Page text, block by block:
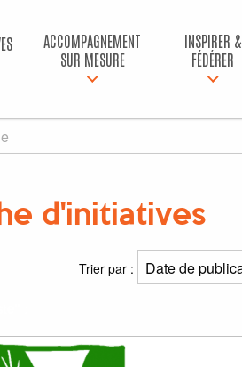
ACCOMPAGNEMENT
SUR MESURE
INSPIRER &
FÉDÉRER
d'initiatives
Trier par :